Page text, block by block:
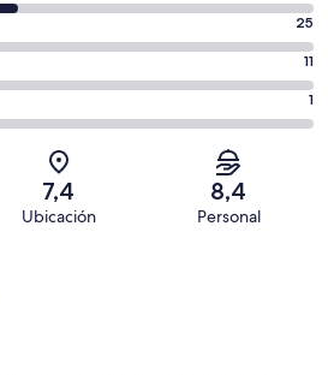
25
11
1
7,4
Ubicación
8,4
Personal